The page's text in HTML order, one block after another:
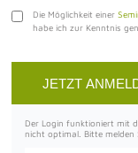
Die Möglichkeit einer
habe ich zur Kenntnis
Der Login funktioniert mit
nicht optimal. Bitte melden